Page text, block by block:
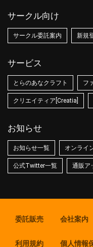
サークル向け
サークル委託案内 新規
サービス
とらのあなクラフト フ
クリエイティア[Creatia]
お知らせ
お知らせ一覧 オンライ
公式Twitter一覧 通販ア
委託販売 会社案内
利用規約 個人情報